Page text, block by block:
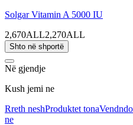
Solgar Vitamin A 5000 IU
2,670ALL2,270ALL
Shto në shportë
Në gjendje
Kush jemi ne
Rreth neshProduktet tona
ne